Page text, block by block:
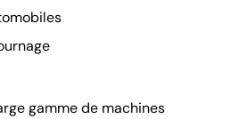
gamme de machines